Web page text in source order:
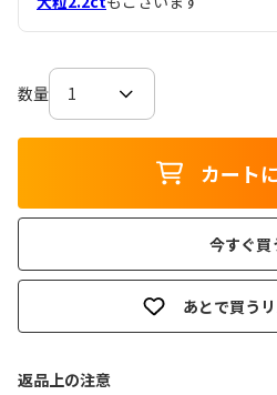
数量
カート
今すぐ買
あとで買う
返品上の注意